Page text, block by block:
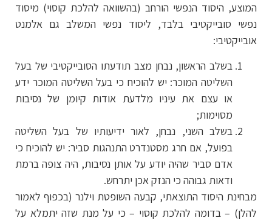
המוצע, היסוד הנפשי הורחב (בהשוואה להלכת קוסוי) מיסוד
נפשי סובייקטיבי בלבד, ליסוד נפשי המשלב גם אלמנט
אובייקטיבי:
בשלב הראשון, נבחן מצב תודעתו הסובייקטיבי של בעל
השליטה המוכר: יש להוכיח כי בעל השליטה המוכר ידע
או עצם את עיניו מלדעת אודות קיומן של נסיבות
מסוימות;
בשלב השני, נבחן, לאור ידיעותיו של בעל השליטה
בפועל, אם חרג מסטנדרט התנהגות סביר: יש להוכיח כי
אדם סביר שהיה יודע על אותן נסיבות, היה צופה ברמת
ודאות גבוהה כי הנזק אכן יתרחש.
מבחינת היסוד התוצאתי, קבעה השופטת וילנר (בכפוף לאמור
להלן) – בדומה להלכת קוסוי – כי על מנת שזה יתמלא על